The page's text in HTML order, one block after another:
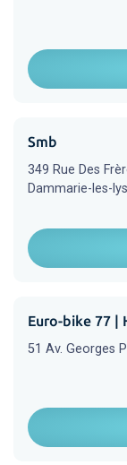
Smb
349 Rue Des
Dammarie-les-lys
Euro-bike 77 |
51 Av. Georges